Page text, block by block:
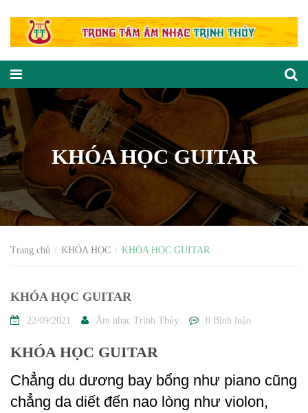
KHÓA HỌC GUITAR
Trang chủ KHÓA HỌC KHÓA HỌC GUITAR
KHÓA HỌC GUITAR
22/09/2021 Âm nhạc Trịnh Thủy 0 Bình luận
KHÓA HỌC GUITAR
Chẳng du dương bay bổng như piano cũng
chẳng da diết đến nao lòng như violon,